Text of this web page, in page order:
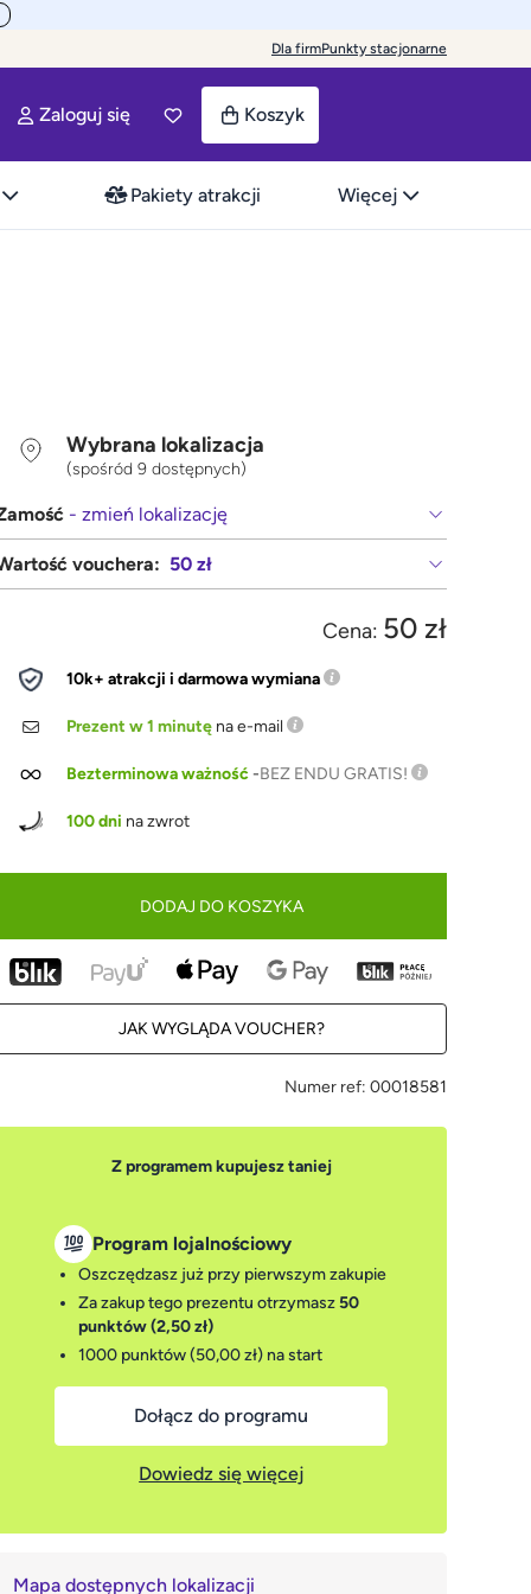
Dla firmPunkty stacjonarne
Zaloguj się Koszyk
Pakiety atrakcji Więcej
Wybrana lokalizacja
(spośród 9 dostępnych)
- zmień lokalizację
vouchera: 50 zł
Cena: 50 zł
10k+ atrakcji i darmowa wymiana
Prezent w 1 minutę na e-mail
Bezterminowa ważność-BEZ ENDU GRATIS!
100 dni na zwrot
DODAJ DO KOSZYKA
JAK WYGLĄDA VOUCHER?
Numer ref: 00018581
Z programem kupujesz taniej
Program lojalnościowy
Oszczędzasz już przy pierwszym zakupie
Za zakup tego prezentu otrzymasz50
punktów (2,50 zł)
1000 punktów (50,00 zł) na start
Dołącz do programu
Dowiedz się więcej
Mapa dostępnych lokalizacji